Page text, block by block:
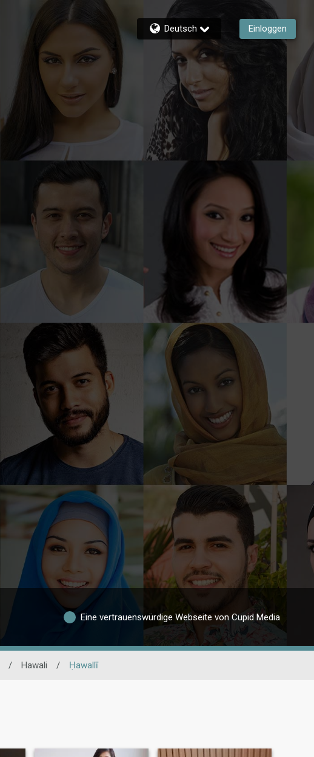
Deutsch Einloggen
Eine vertrauenswürdige Webseite von Cupid Media
/ Hawali / Ḥawallī